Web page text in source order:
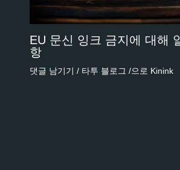
EU 문신 잉크 금지에 대해
항
댓글 남기기 / 타투 블로그 /으로 Kinink